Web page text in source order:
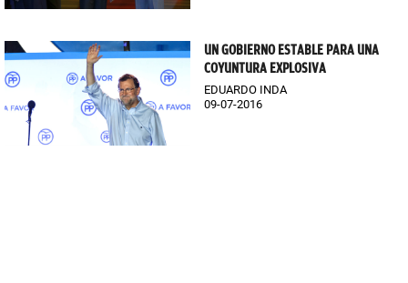
UN GOBIERNO ESTABLE PARA UNA
COYUNTURA EXPLOSIVA
EDUARDO INDA
09-07-2016